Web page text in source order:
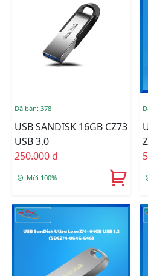
Đã bán: 378
USB SANDISK 16GB CZ73
USB 3.0
250.000 đ
Mới 100%